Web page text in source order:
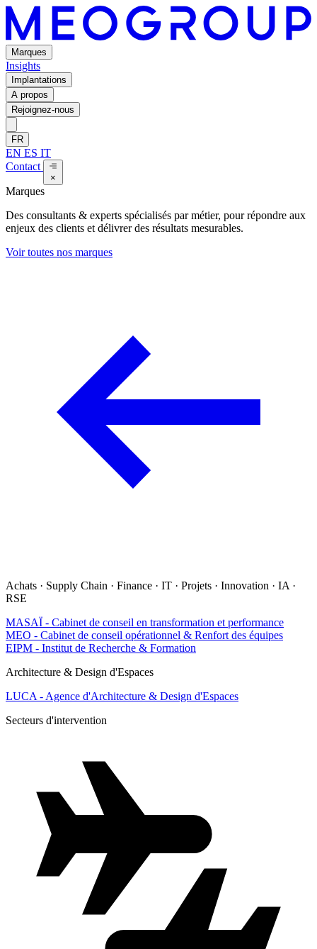
Marques
Insights
Implantations
A propos
Rejoignez-nous
FR
EN ES IT
Contact
×
Marques
Des consultants & experts spécialisés par métier, pour répondre aux
enjeux des clients et délivrer des résultats mesurables.
Voir toutes nos marques
Achats · Supply Chain · Finance · IT · Projets · Innovation · IA ·
RSE
MASAÏ - Cabinet de conseil en transformation et performance
MEO - Cabinet de conseil opérationnel & Renfort des équipes
EIPM - Institut de Recherche & Formation
Architecture & Design d'Espaces
LUCA - Agence d'Architecture & Design d'Espaces
Secteurs d'intervention